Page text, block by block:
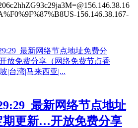
156.146.38.167-
最新网络节点地址
更新…开放免费分享